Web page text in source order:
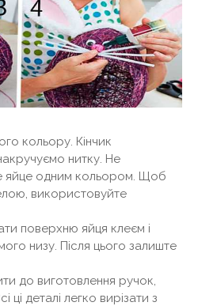
кольору. Кінчик
нитку. Не
яйце одним кольором. Щоб
використовуйте
поверхню яйця клеєм і
низу. Після цього залиште
до виготовлення ручок,
ці деталі легко вирізати з